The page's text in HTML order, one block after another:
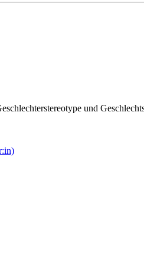
und